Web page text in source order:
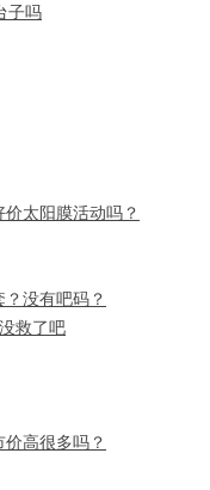
子吗
太阳膜活动吗？
没有吧码？
救了吧
高很多吗？